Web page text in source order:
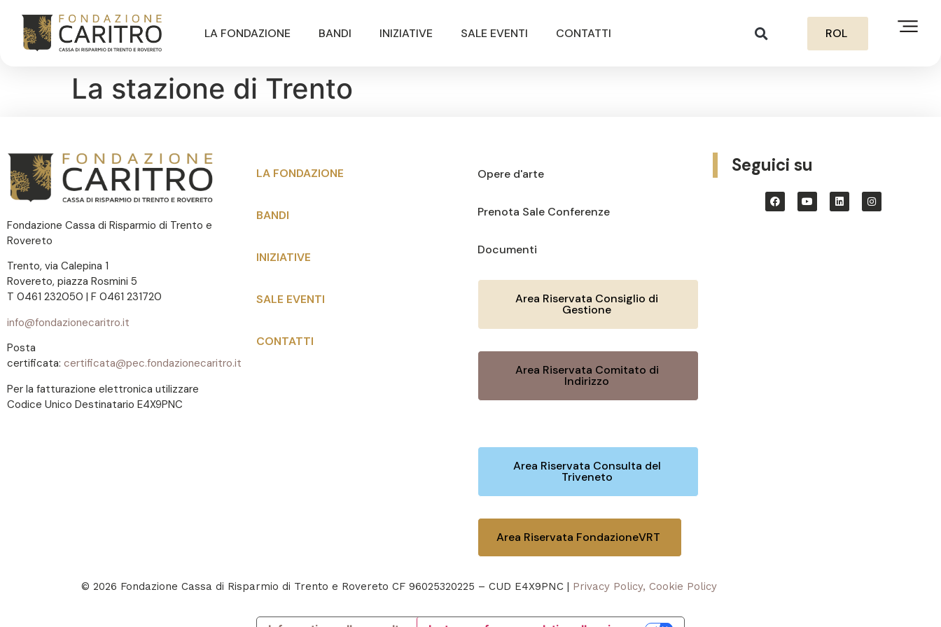
LA FONDAZIONE BANDI INIZIATIVE SALE EVENTI CONTATTI ROL
La stazione di Trento
Fondazione Cassa di Risparmio di Trento e
Rovereto
Trento, via Calepina 1
Rovereto, piazza Rosmini 5
T 0461 232050 | F 0461 231720
info@fondazionecaritro.it
Posta
certificata: certificata@pec.fondazionecaritro.it
Per la fatturazione elettronica utilizzare
Codice Unico Destinatario E4X9PNC
LA FONDAZIONE
BANDI
INIZIATIVE
SALE EVENTI
CONTATTI
Opere d'arte
Prenota Sale Conferenze
Documenti
Area Riservata Consiglio di
Gestione
Area Riservata Comitato di
Indirizzo
Area Riservata Consulta del
Triveneto
Area Riservata FondazioneVRT
Seguici su
© 2026 Fondazione Cassa di Risparmio di Trento e Rovereto CF 96025320225 – CUD E4X9PNC | Privacy Policy, Cookie Policy